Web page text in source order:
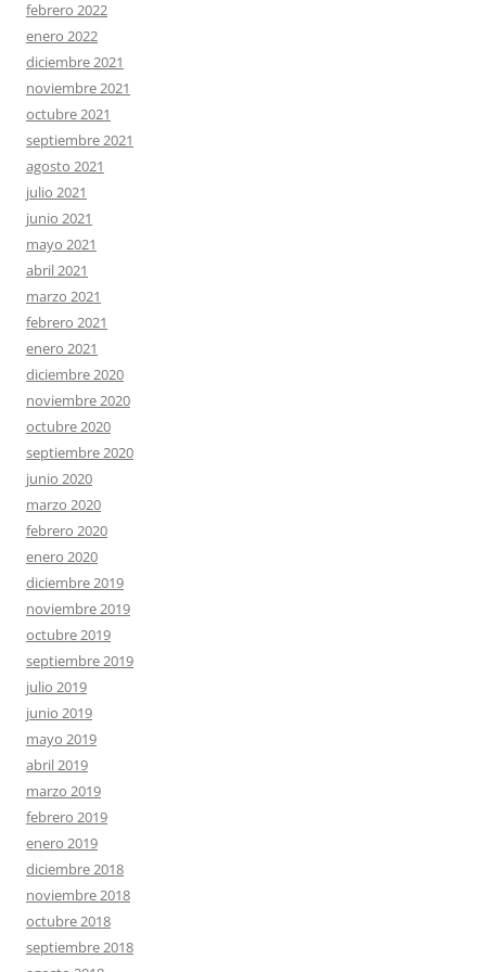
febrero 2022
enero 2022
diciembre 2021
noviembre 2021
octubre 2021
septiembre 2021
agosto 2021
julio 2021
junio 2021
mayo 2021
abril 2021
marzo 2021
febrero 2021
enero 2021
diciembre 2020
noviembre 2020
octubre 2020
septiembre 2020
junio 2020
marzo 2020
febrero 2020
enero 2020
diciembre 2019
noviembre 2019
octubre 2019
septiembre 2019
julio 2019
junio 2019
mayo 2019
abril 2019
marzo 2019
febrero 2019
enero 2019
diciembre 2018
noviembre 2018
octubre 2018
septiembre 2018